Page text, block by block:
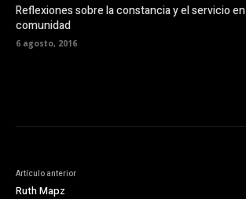
Reflexiones sobre la constancia y el servicio en
comunidad
6 agosto, 2016
Artículo anterior
Ruth Mapz